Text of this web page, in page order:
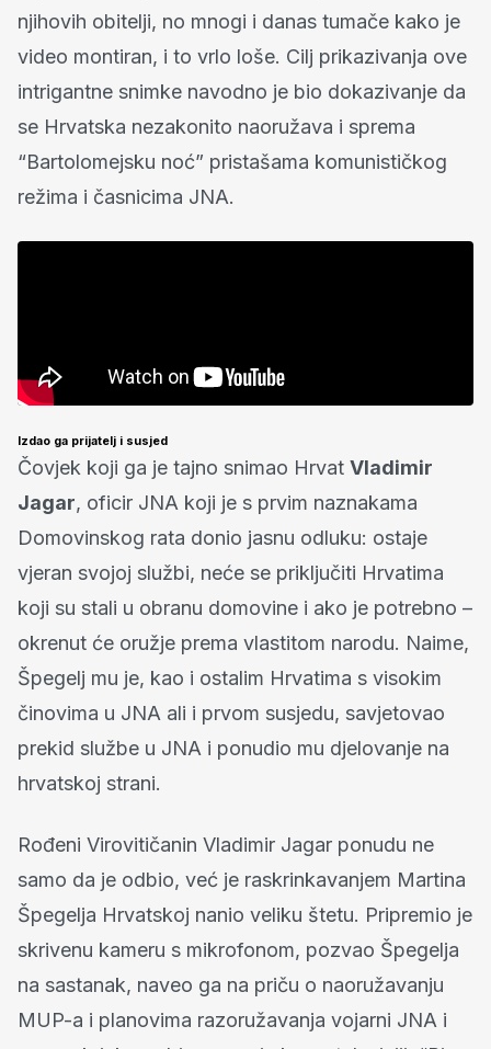
njihovih obitelji, no mnogi i danas tumače kako je
video montiran, i to vrlo loše. Cilj prikazivanja ove
intrigantne snimke navodno je bio dokazivanje da
se Hrvatska nezakonito naoružava i sprema
“Bartolomejsku noć” pristašama komunističkog
režima i časnicima JNA.
Izdao ga prijatelj i susjed
Čovjek koji ga je tajno snimao Hrvat Vladimir
Jagar, oficir JNA koji je s prvim naznakama
Domovinskog rata donio jasnu odluku: ostaje
vjeran svojoj službi, neće se priključiti Hrvatima
koji su stali u obranu domovine i ako je potrebno –
okrenut će oružje prema vlastitom narodu. Naime,
Špegelj mu je, kao i ostalim Hrvatima s visokim
činovima u JNA ali i prvom susjedu, savjetovao
prekid službe u JNA i ponudio mu djelovanje na
hrvatskoj strani.
Rođeni Virovitičanin Vladimir Jagar ponudu ne
samo da je odbio, već je raskrinkavanjem Martina
Špegelja Hrvatskoj nanio veliku štetu. Pripremio je
skrivenu kameru s mikrofonom, pozvao Špegelja
na sastanak, naveo ga na priču o naoružavanju
MUP-a i planovima razoružavanja vojarni JNA i